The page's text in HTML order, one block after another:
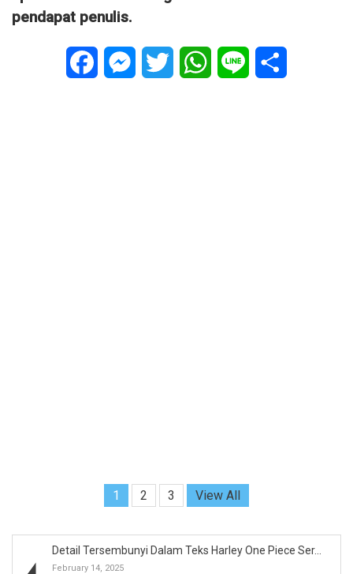
pendapat penulis.
FacebookMessenger
Twitter WhatsApp
Line
1 2 3 View All
Detail Tersembunyi Dalam Teks Harley One Piece Ser...
February 14, 2025